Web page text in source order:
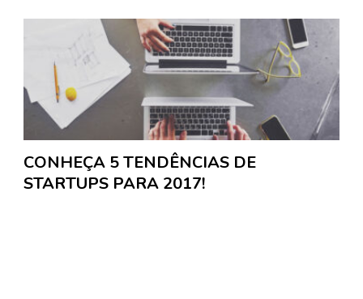
CONHEÇA 5 TENDÊNCIAS DE
STARTUPS PARA 2017!